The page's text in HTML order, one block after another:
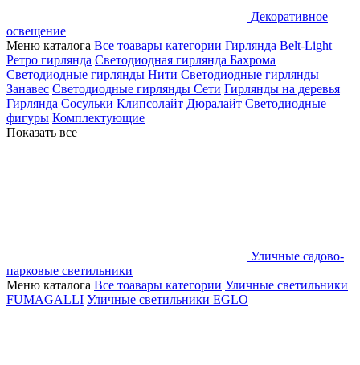
Декоративное
освещение
Меню каталога Все тоавары категории Гирлянда Belt-Light
Ретро гирлянда Светодиодная гирлянда Бахрома
Светодиодные гирлянды Нити Светодиодные гирлянды
Занавес Светодиодные гирлянды Сети Гирлянды на деревья
Гирлянда Сосульки Клипсолайт Дюралайт Светодиодные
фигуры Комплектующие
Показать все
Уличные садово-
парковые светильники
Меню каталога Все тоавары категории Уличные светильники
FUMAGALLI Уличные светильники EGLO